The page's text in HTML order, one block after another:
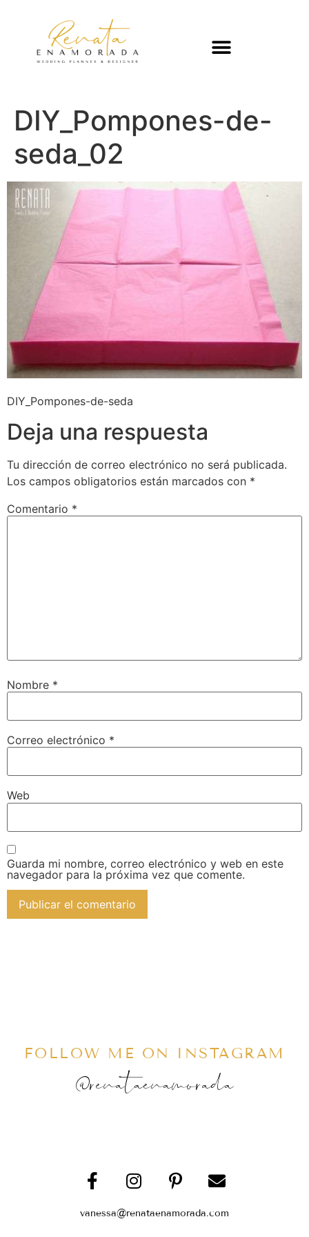
DIY_Pompones-de-
seda_02
DIY_Pompones-de-seda
Deja una respuesta
Tu dirección de correo electrónico no será publicada.
Los campos obligatorios están marcados con *
Comentario *
Nombre *
Correo electrónico *
Web
Guarda mi nombre, correo electrónico y web en este
navegador para la próxima vez que comente.
FOLLOW ME ON INSTAGRAM
@renataenamorada
vanessa@renataenamorada.com